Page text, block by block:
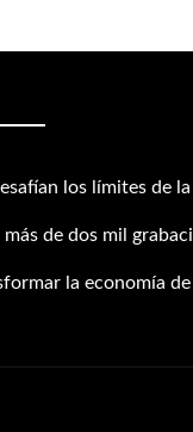
los límites de
de dos mil
la economía